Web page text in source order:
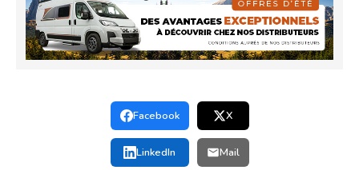
Facebook X
LinkedIn Mail